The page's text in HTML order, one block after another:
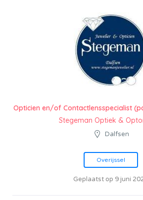
Opticien en/of Contactlensspecialist
Stegeman Optiek &
Dalfsen
Overijssel
Geplaatst op 9 juni